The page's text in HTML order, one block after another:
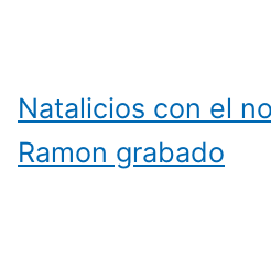
Natalicios con el
Ramon grabado